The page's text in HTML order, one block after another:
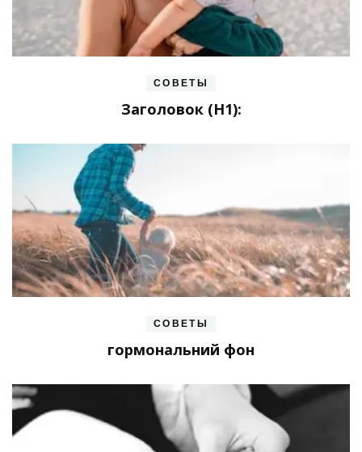
СОВЕТЫ
Заголовок (H1):
СОВЕТЫ
гормональний фон